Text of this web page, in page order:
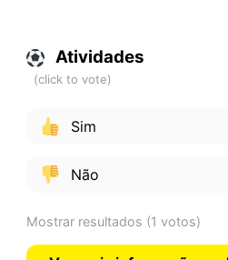
Atividades
Sim
Não
Mostrar resultados (1 votos)